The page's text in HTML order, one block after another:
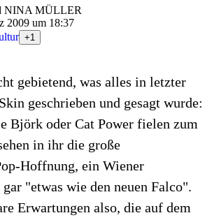
NINA MÜLLER
2009 um 18:37
+1
gebietend, was alles in letzter
geschrieben und gesagt wurde:
Björk oder Cat Power fielen zum
in ihr die große
Hoffnung, ein Wiener
"etwas wie den neuen Falco".
Erwartungen also, die auf dem